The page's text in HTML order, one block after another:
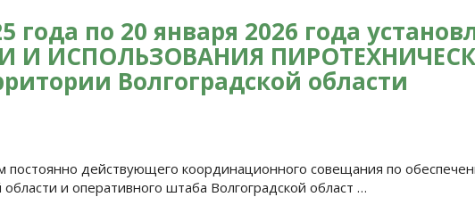
года по 20 января 2026 года
И ИСПОЛЬЗОВАНИЯ
Волгоградской области
действующего координационного совещания по
и оперативного штаба Волгоградской област …